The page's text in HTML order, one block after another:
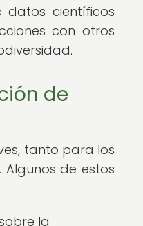
datos científicos
con otros
de
tanto para los
de estos
la